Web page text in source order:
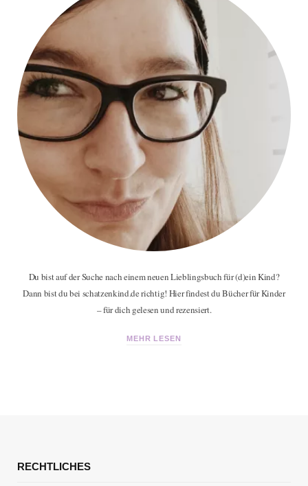
Du bist auf der Suche nach einem neuen Lieblingsbuch für (d)ein Kind?
Dann bist du bei schatzenkind.de richtig! Hier findest du Bücher für Kinder
– für dich gelesen und rezensiert.
MEHR LESEN
RECHTLICHES